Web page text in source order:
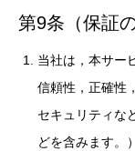
第9条（保証
当社は，本サー
信頼性，正確性
セキュリティな
どを含みます。